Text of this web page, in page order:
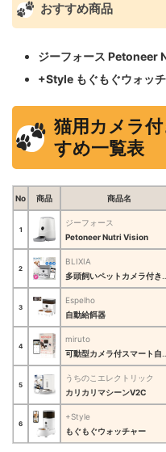
おすすめ商品
ジーフォース Petoneer
+Style もぐもぐウォッ
猫用カメラ
すめ一覧表
No 商品 商品名
1
ジーフォース
Petoneer Nutri Vision
2
BLIXIA
多頭飼いペットカメラ付きWiFi接続式自動給餌器
3
Espelho
自動給餌器
4
miruto
可動型カメラ付スマート自動給餌器
5
うちのこエレクトリック
カリカリマシーンV2C
6
+Style
もぐもぐウォッチャー